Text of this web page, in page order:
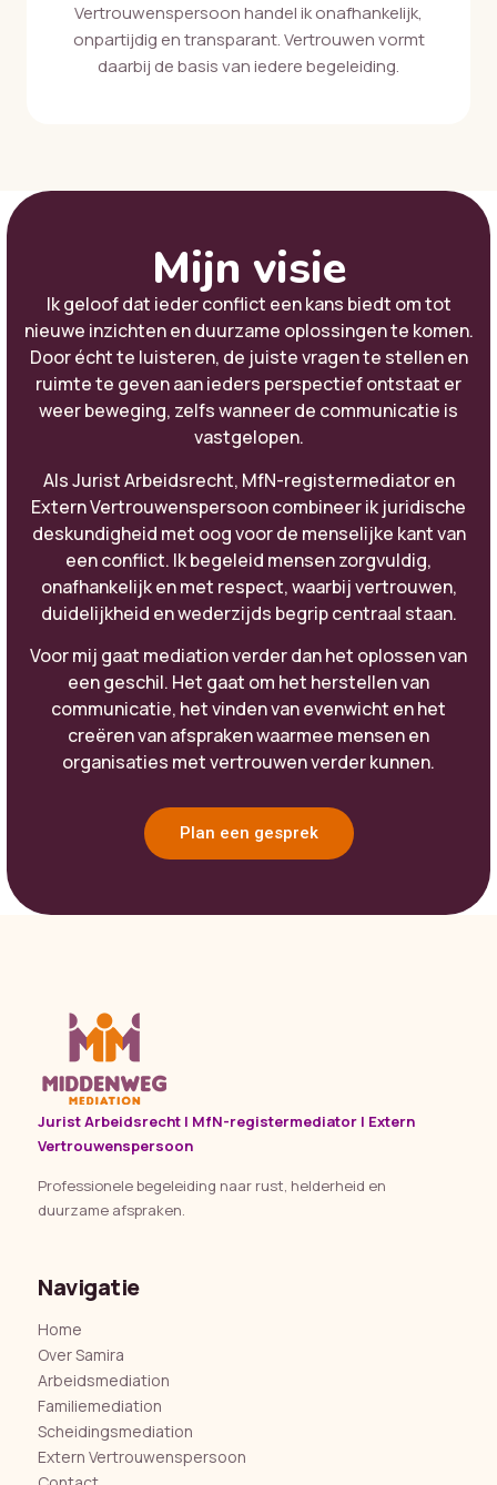
Vertrouwenspersoon handel ik onafhankelijk,
onpartijdig en transparant. Vertrouwen vormt
daarbij de basis van iedere begeleiding.
Mijn visie
Ik geloof dat ieder conflict een kans biedt om tot
nieuwe inzichten en duurzame oplossingen te komen.
Door écht te luisteren, de juiste vragen te stellen en
ruimte te geven aan ieders perspectief ontstaat er
weer beweging, zelfs wanneer de communicatie is
vastgelopen.
Als Jurist Arbeidsrecht, MfN-registermediator en
Extern Vertrouwenspersoon combineer ik juridische
deskundigheid met oog voor de menselijke kant van
een conflict. Ik begeleid mensen zorgvuldig,
onafhankelijk en met respect, waarbij vertrouwen,
duidelijkheid en wederzijds begrip centraal staan.
Voor mij gaat mediation verder dan het oplossen van
een geschil. Het gaat om het herstellen van
communicatie, het vinden van evenwicht en het
creëren van afspraken waarmee mensen en
organisaties met vertrouwen verder kunnen.
Plan een gesprek
Jurist Arbeidsrecht | MfN-registermediator | Extern
Vertrouwenspersoon
Professionele begeleiding naar rust, helderheid en
duurzame afspraken.
Navigatie
Home
Over Samira
Arbeidsmediation
Familiemediation
Scheidingsmediation
Extern Vertrouwenspersoon